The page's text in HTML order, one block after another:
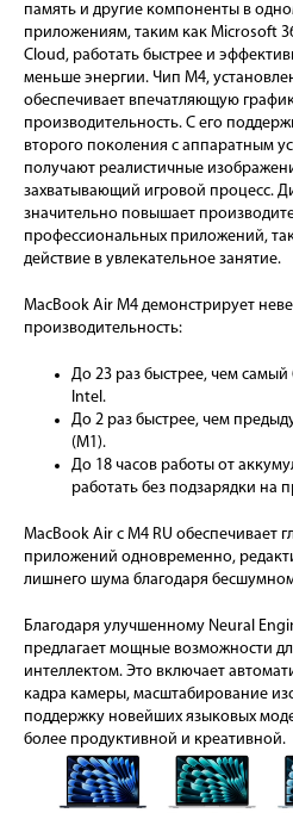
память и другие компоненты в
приложениям, таким как Microsoft
Cloud, работать быстрее и
меньше энергии. Чип M4,
обеспечивает впечатляющую
производительность. С его
второго поколения с аппаратным
получают реалистичные
захватывающий игровой процесс.
значительно повышает
профессиональных приложений,
действие в увлекательное занятие.
MacBook Air M4 демонстрирует
производительность:
До 23 раз быстрее, чем
Intel.
До 2 раз быстрее, чем
(M1).
До 18 часов работы от
работать без подзарядки на
MacBook Air с M4 RU обеспечивает
приложений одновременно,
лишнего шума благодаря
Благодаря улучшенному Neural
предлагает мощные возможности
интеллектом. Это включает
кадра камеры, масштабирование
поддержку новейших языковых
более продуктивной и креативной.